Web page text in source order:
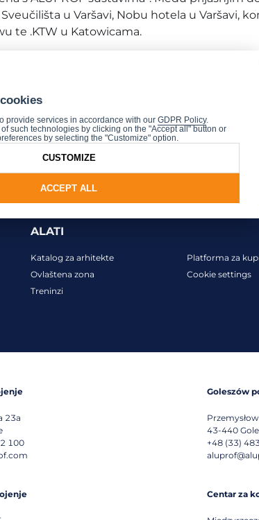
u Varšavi, Nobu hotela u Varšavi,
te .KTW u Katowicama.
ALATI
Katalog za arhitekte
Ovlaštena zona
Treninzi
Platforma za
Cookie settings
23a
100
Goleszów
43-440
+48 (33)
Centar za
provide services in accordance with our GDPR Policy.
such technologies by clicking on the "Accept all" button or
by selecting the "Customize" option.
ACCEPT ALL
CUSTOMIZE